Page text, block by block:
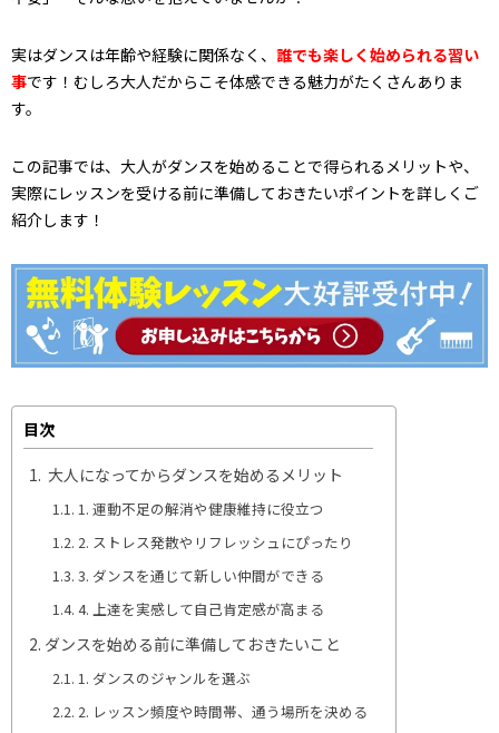
実はダンスは年齢や経験に関係なく、 誰でも楽しく始められる習い
事です！むしろ大人だからこそ体感できる魅力がたくさんありま
す。
この記事では、大人がダンスを始めることで得られるメリットや、
実際にレッスンを受ける前に準備しておきたいポイントを詳しくご
紹介します！
目次
大人になってからダンスを始めるメリット
1. 運動不足の解消や健康維持に役立つ
2. ストレス発散やリフレッシュにぴったり
3. ダンスを通じて新しい仲間ができる
4. 上達を実感して自己肯定感が高まる
ダンスを始める前に準備しておきたいこと
1. ダンスのジャンルを選ぶ
2. レッスン頻度や時間帯、通う場所を決める